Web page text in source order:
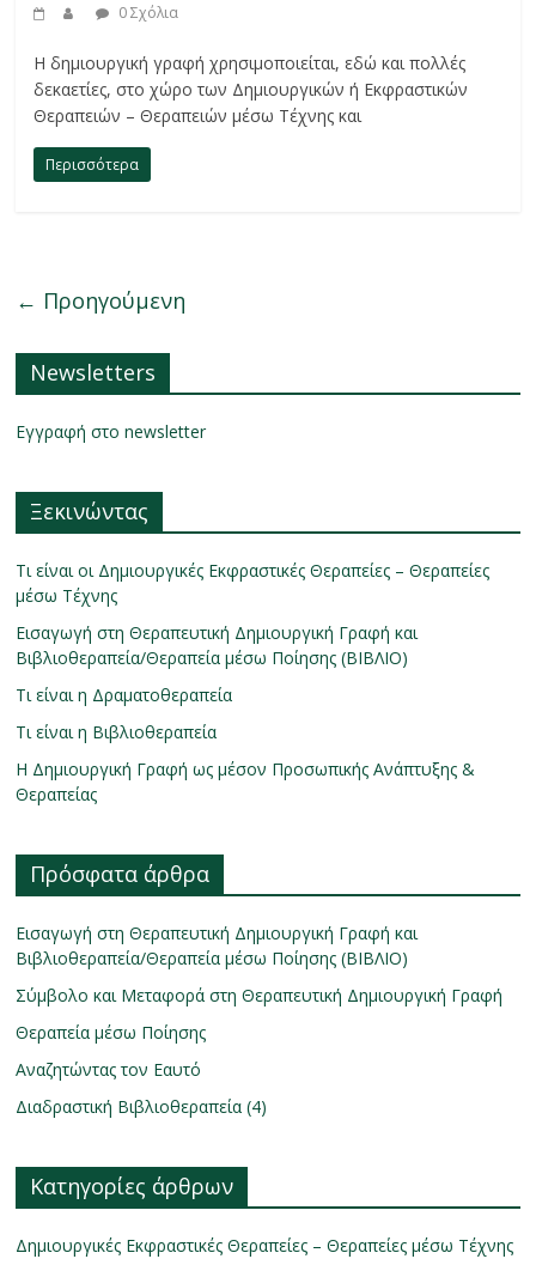
0 Σχόλια
H δημιουργική γραφή χρησιμοποιείται, εδώ και πολλές
δεκαετίες, στο χώρο των Δημιουργικών ή Εκφραστικών
Θεραπειών – Θεραπειών μέσω Τέχνης και
Περισσότερα
← Προηγούμενη
Newsletters
Εγγραφή στο newsletter
Ξεκινώντας
Τι είναι οι Δημιουργικές Εκφραστικές Θεραπείες – Θεραπείες
μέσω Τέχνης
Εισαγωγή στη Θεραπευτική Δημιουργική Γραφή και
Βιβλιοθεραπεία/Θεραπεία μέσω Ποίησης (ΒΙΒΛΙΟ)
Τι είναι η Δραματοθεραπεία
Τι είναι η Βιβλιοθεραπεία
Η Δημιουργική Γραφή ως μέσον Προσωπικής Ανάπτυξης &
Θεραπείας
Πρόσφατα άρθρα
Εισαγωγή στη Θεραπευτική Δημιουργική Γραφή και
Βιβλιοθεραπεία/Θεραπεία μέσω Ποίησης (ΒΙΒΛΙΟ)
Σύμβολο και Μεταφορά στη Θεραπευτική Δημιουργική Γραφή
Θεραπεία μέσω Ποίησης
Αναζητώντας τον Εαυτό
Διαδραστική Βιβλιοθεραπεία (4)
Κατηγορίες άρθρων
Δημιουργικές Εκφραστικές Θεραπείες – Θεραπείες μέσω Τέχνης